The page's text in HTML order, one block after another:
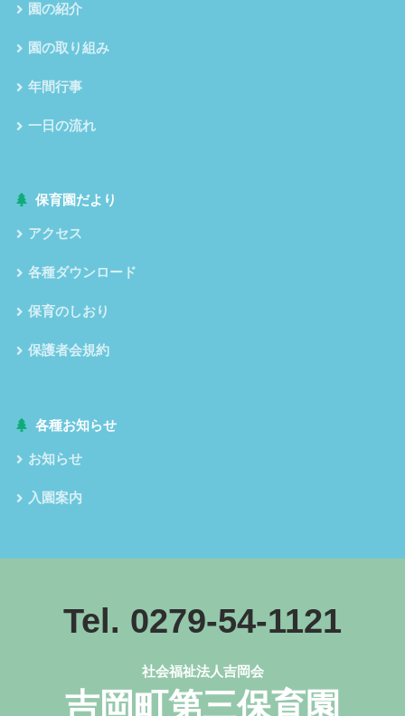
園の紹介
園の取り組み
年間行事
一日の流れ
保育園だより
アクセス
各種ダウンロード
保育のしおり
保護者会規約
各種お知らせ
お知らせ
入園案内
Tel. 0279-54-1121
社会福祉法人吉岡会
吉岡町第三保育園